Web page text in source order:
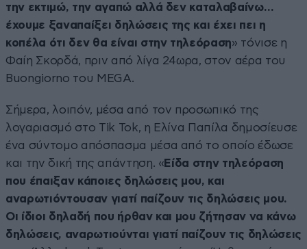
την εκτιμώ, την αγαπώ αλλά δεν καταλαβαίνω…
έχουμε ξαναπαίξει δηλώσεις της και έχει πει η
κοπέλα ότι δεν θα είναι στην τηλεόραση» τόνισε η
Φαίη Σκορδά, πριν από λίγα 24ωρα, στον αέρα του
Buongiorno του MEGA.
Σήμερα, λοιπόν, μέσα από τον προσωπικό της
λογαριασμό στο Tik Tok, η Ελίνα Παπίλα δημοσίευσε
ένα σύντομο απόσπασμα μέσα από το οποίο έδωσε
και την δική της απάντηση. «Είδα στην τηλεόραση
που έπαιξαν κάποιες δηλώσεις μου, και
αναρωτιόντουσαν γιατί παίζουν τις δηλώσεις μου.
Οι ίδιοι δηλαδή που ήρθαν και μου ζήτησαν να κάνω
δηλώσεις, αναρωτιούνται γιατί παίζουν τις δηλώσεις